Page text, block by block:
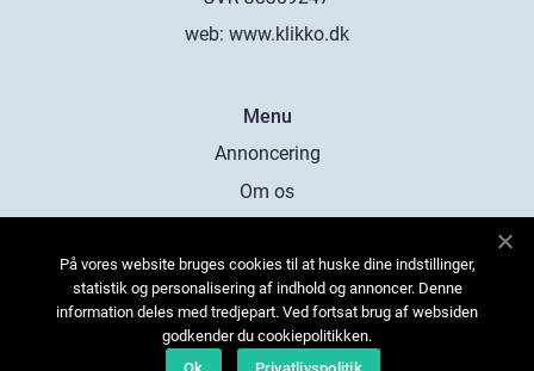
web: www.klikko.dk
Menu
Annoncering
Om os
Kontakt os
Sitemap
På vores website bruges cookies til at huske dine indstillinger,
statistik og personalisering af indhold og annoncer. Denne
information deles med tredjepart. Ved fortsat brug af websiden
godkender du cookiepolitikken.